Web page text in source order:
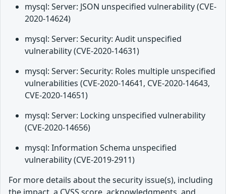
mysql: Server: JSON unspecified vulnerability (CVE-
2020-14624)
mysql: Server: Security: Audit unspecified
vulnerability (CVE-2020-14631)
mysql: Server: Security: Roles multiple unspecified
vulnerabilities (CVE-2020-14641, CVE-2020-14643,
CVE-2020-14651)
mysql: Server: Locking unspecified vulnerability
(CVE-2020-14656)
mysql: Information Schema unspecified
vulnerability (CVE-2019-2911)
For more details about the security issue(s), including